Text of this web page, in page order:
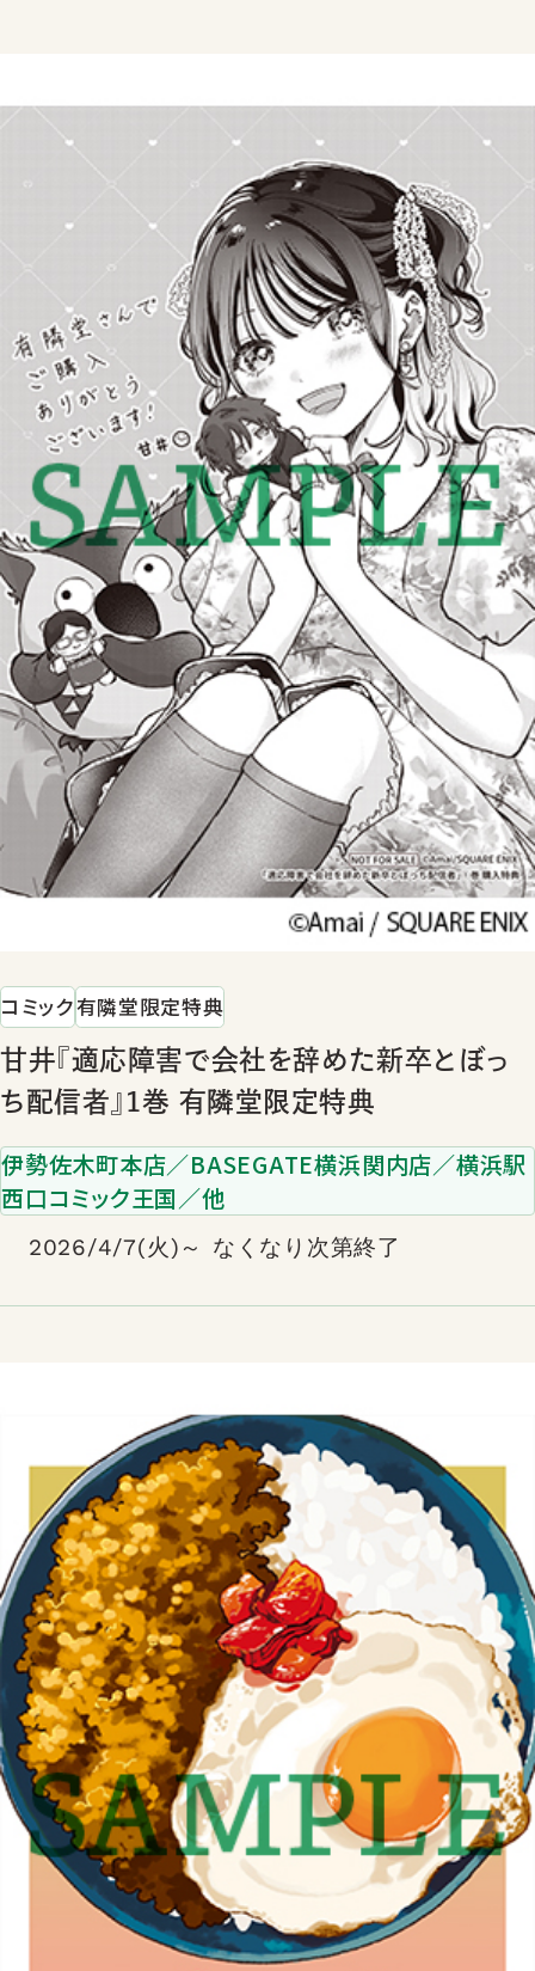
コミック有隣堂限定特典
甘井『適応障害で会社を辞めた新卒とぼっ
ち配信者』1巻 有隣堂限定特典
伊勢佐木町本店／BASEGATE横浜関内店／横浜駅
西口コミック王国／他
2026/4/7(火)～ なくなり次第終了